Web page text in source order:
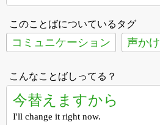
このことばについているタグ
コミュニケーション 声かけ
こんなことばしってる？
今替えますから
I'll change it right now.